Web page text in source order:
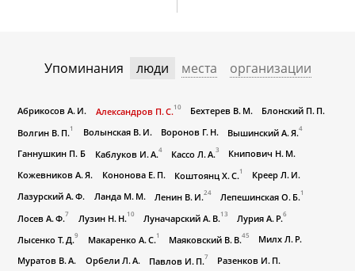
Упоминания люди места организации
Абрикосов А. И. Александров П. С.10 Бехтерев В. М.
Блонский П. П.
Волгин В. П.1 Волынская В. И. Воронов Г. Н. Вышинский А. Я.4
Ганнушкин П. Б Каблуков И. А.4 Кассо Л. А.3
Книпович Н. М.
Кожевников А. Я.
Кононова Е. П. Коштоянц Х. С. 1
Креер Л. И.
Лазурский А. Ф.
Ланда М. М. Ленин В. И. 24 Лепешинская О. Б. 1
Лосев А. Ф.7 Лузин Н. Н. 10 Луначарский А. В. 13 Лурия А. Р.6
Лысенко Т. Д.9 Макаренко А. С. 1 Маяковский В. В.45
Милх Л. Р.
Муратов В. А.
Орбели Л. А. Павлов И. П.7
Разенков И. П.